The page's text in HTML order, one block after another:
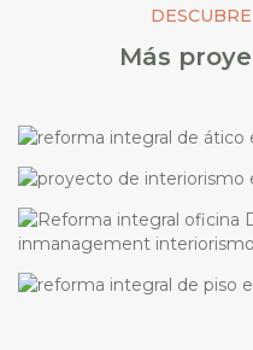
Más
REFORMA
PROYECTO
REFORMA